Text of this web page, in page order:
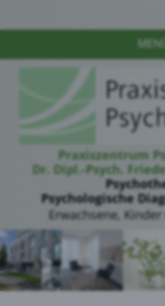
MENÜ
Praxiszentrum
Dr. Dipl.-Psych.
Psychologische
Erwachsene,